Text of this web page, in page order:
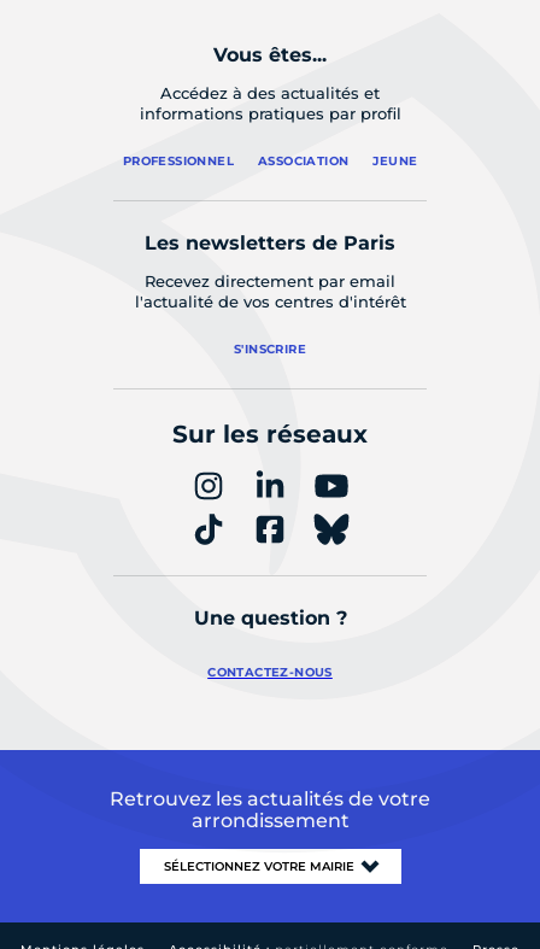
Vous êtes...
Accédez à des actualités et
informations pratiques par profil
PROFESSIONNEL ASSOCIATION JEUNE
Les newsletters de Paris
Recevez directement par email
l'actualité de vos centres d'intérêt
S'INSCRIRE
Sur les réseaux
Une question ?
CONTACTEZ-NOUS
Retrouvez les actualités de votre
arrondissement